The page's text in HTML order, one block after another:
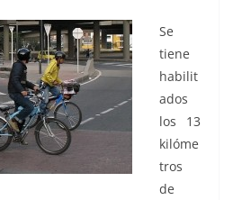
Se
tiene
habilit
ados
los 13
kilóme
tros
de